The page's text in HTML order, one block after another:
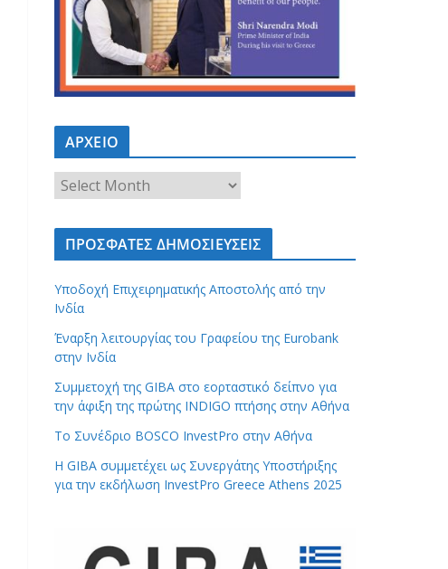
ΑΡΧΕΙΟ
ΠΡΟΣΦΑΤΕΣ ΔΗΜΟΣΙΕΥΣΕΙΣ
Υποδοχή Επιχειρηματικής Αποστολής από την
Ινδία
Έναρξη λειτουργίας του Γραφείου της Eurobank
στην Ινδία
Συμμετοχή της GIBA στο εορταστικό δείπνο για
την άφιξη της πρώτης INDIGO πτήσης στην Αθήνα
Το Συνέδριο BOSCO InvestPro στην Αθήνα
Η GIBA συμμετέχει ως Συνεργάτης Υποστήριξης
για την εκδήλωση InvestPro Greece Athens 2025